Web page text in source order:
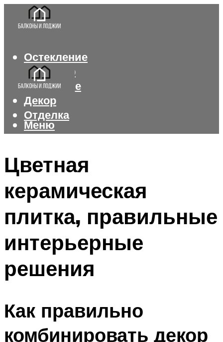
Остекление
Интерьер
Утепление
Декор
Отделка
Меню
Цветная
керамическая
плитка, правильные
интерьерные
решения
Как правильно
комбинировать декор